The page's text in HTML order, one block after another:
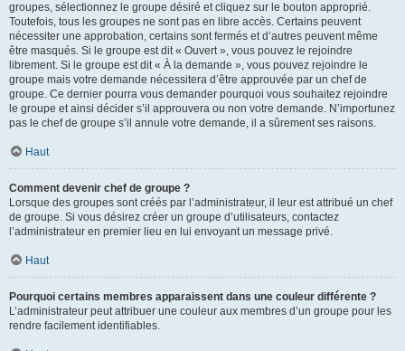
groupes, sélectionnez le groupe désiré et cliquez sur le bouton approprié.
Toutefois, tous les groupes ne sont pas en libre accès. Certains peuvent
nécessiter une approbation, certains sont fermés et d’autres peuvent même
être masqués. Si le groupe est dit « Ouvert », vous pouvez le rejoindre
librement. Si le groupe est dit « À la demande », vous pouvez rejoindre le
groupe mais votre demande nécessitera d’être approuvée par un chef de
groupe. Ce dernier pourra vous demander pourquoi vous souhaitez rejoindre
le groupe et ainsi décider s’il approuvera ou non votre demande. N’importunez
pas le chef de groupe s’il annule votre demande, il a sûrement ses raisons.
Haut
Comment devenir chef de groupe ?
Lorsque des groupes sont créés par l’administrateur, il leur est attribué un chef
de groupe. Si vous désirez créer un groupe d’utilisateurs, contactez
l’administrateur en premier lieu en lui envoyant un message privé.
Haut
Pourquoi certains membres apparaissent dans une couleur différente ?
L’administrateur peut attribuer une couleur aux membres d’un groupe pour les
rendre facilement identifiables.